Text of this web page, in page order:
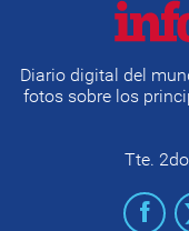
Diario digital del
fotos sobre los
Tte.